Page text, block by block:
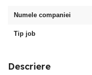
Numele companiei
Tip job
Descriere